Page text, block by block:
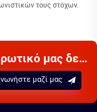
τους στόχων.
Εγγραφείτε στο ενημερωτικό μας δελτίο
μαζί μας